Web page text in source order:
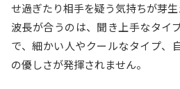
せ過ぎたり相手を疑う気持ちが芽生
波長が合うのは、聞き上手なタイ
で、細かい人やクールなタイプ、
の優しさが発揮されません。